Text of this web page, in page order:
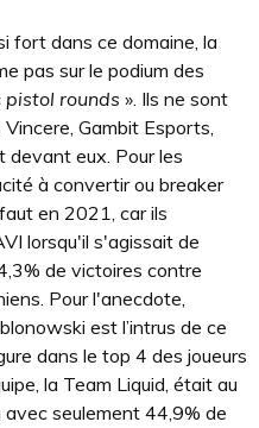
fort dans ce domaine, la
pas sur le podium des
pistol rounds ». Ils ne sont
Gambit Esports,
devant eux. Pour les
à convertir ou breaker
en 2021, car ils
lorsqu'il s'agissait de
de victoires contre
Pour l'anecdote,
est l’intrus de ce
dans le top 4 des joueurs
la Team Liquid, était au
seulement 44,9% de